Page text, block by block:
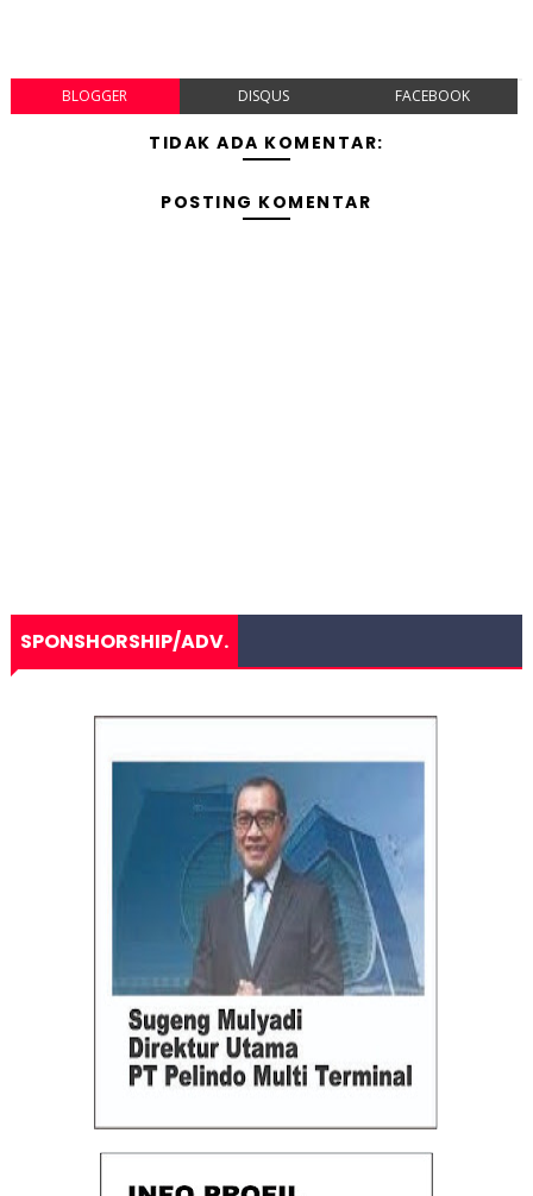
BLOGGER DISQUS FACEBOOK
TIDAK ADA KOMENTAR:
POSTING KOMENTAR
SPONSHORSHIP/ADV.